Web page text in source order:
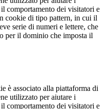
comportamento dei visitatori e
cookie di tipo pattern, in cui il
serie di numeri e lettere, che
per il dominio che imposta il
è associato alla piattaforma di
utilizzato per aiutare i
comportamento dei visitatori e